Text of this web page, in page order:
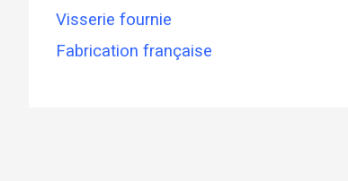
Visserie fournie
Fabrication française